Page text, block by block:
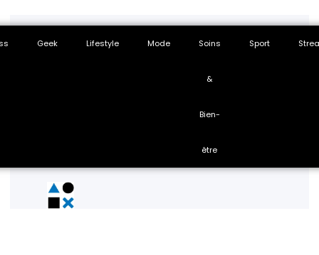
Geek Lifestyle Mode Soins
&
Bien-
être
Sport